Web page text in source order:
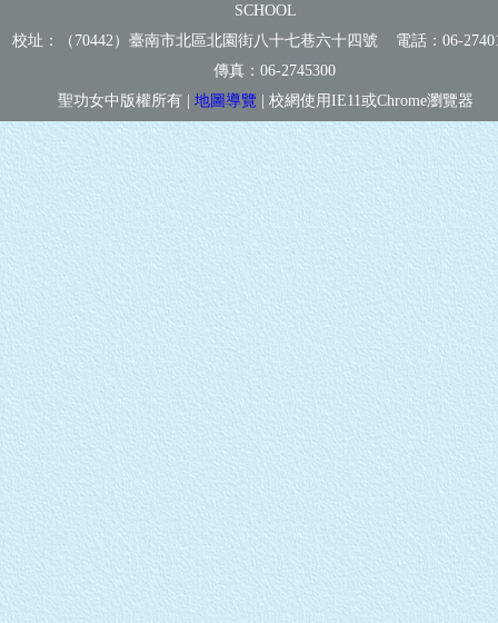
SCHOOL
校址：（70442）臺南市北區北園街八十七巷六十四號 電話：06-
傳真： 06-2745300
聖功女中版權所有 | 地圖導覽 | 校網使用IE11或Chrome瀏覽器